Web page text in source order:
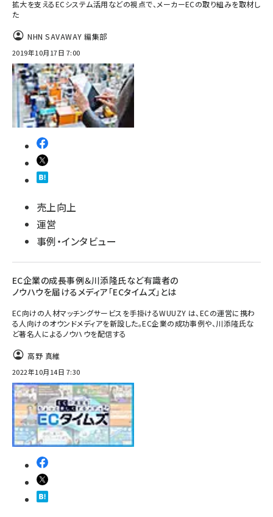
拡大を支えるECシステム活用などの視点で、メーカーECの取り組みを取材し
た
NHN SAVAWAY 編集部
2019年10月17日 7:00
売上向上
運営
事例・インタビュー
EC企業の成長事例＆川添隆氏など有識者の
ノウハウを届けるメディア「ECタイムズ」とは
EC向けの人材マッチングサービスを手掛けるWUUZY は、ECの運営に携わ
る人向けのオウンドメディアを新設した。EC企業の成功事例や、川添隆氏な
ど著名人によるノウハウを配信する
高野 真維
2022年10月14日 7:30